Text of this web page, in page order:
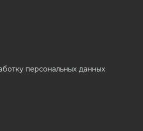
персональных данных